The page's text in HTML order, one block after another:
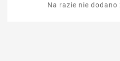
Na razie nie dodano